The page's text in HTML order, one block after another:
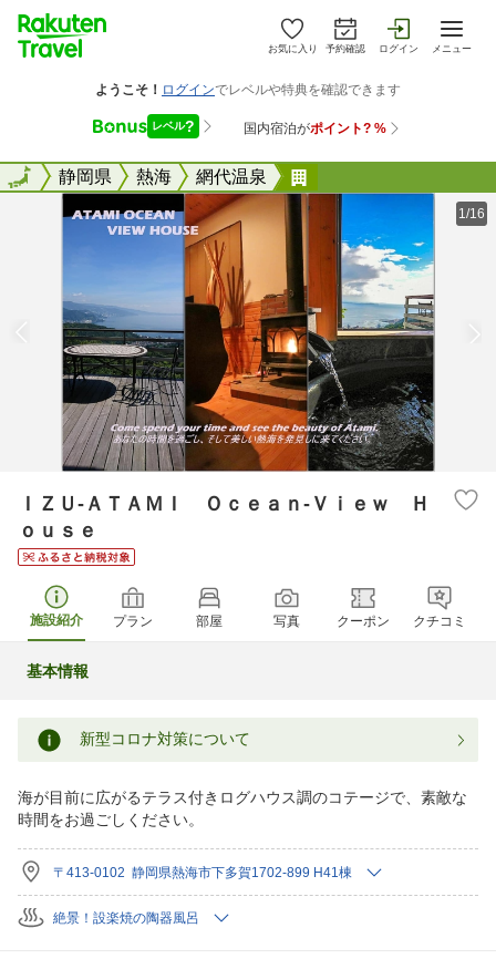
お気に入り 予約確認 ログイン メニュー
全国静岡県 熱海 網代温泉
全国
1/16
ＩＺＵ‐ＡＴＡＭＩ Ｏｃｅａｎ‐Ｖｉｅｗ Ｈ
ｏｕｓｅ
施設紹介 プラン 部屋 写真 クーポン クチコミ
基本情報
新型コロナ対策について
海が目前に広がるテラス付きログハウス調のコテージで、素敵な
時間をお過ごしください。
〒413-0102 静岡県熱海市下多賀1702-899 H41棟
絶景！設楽焼の陶器風呂